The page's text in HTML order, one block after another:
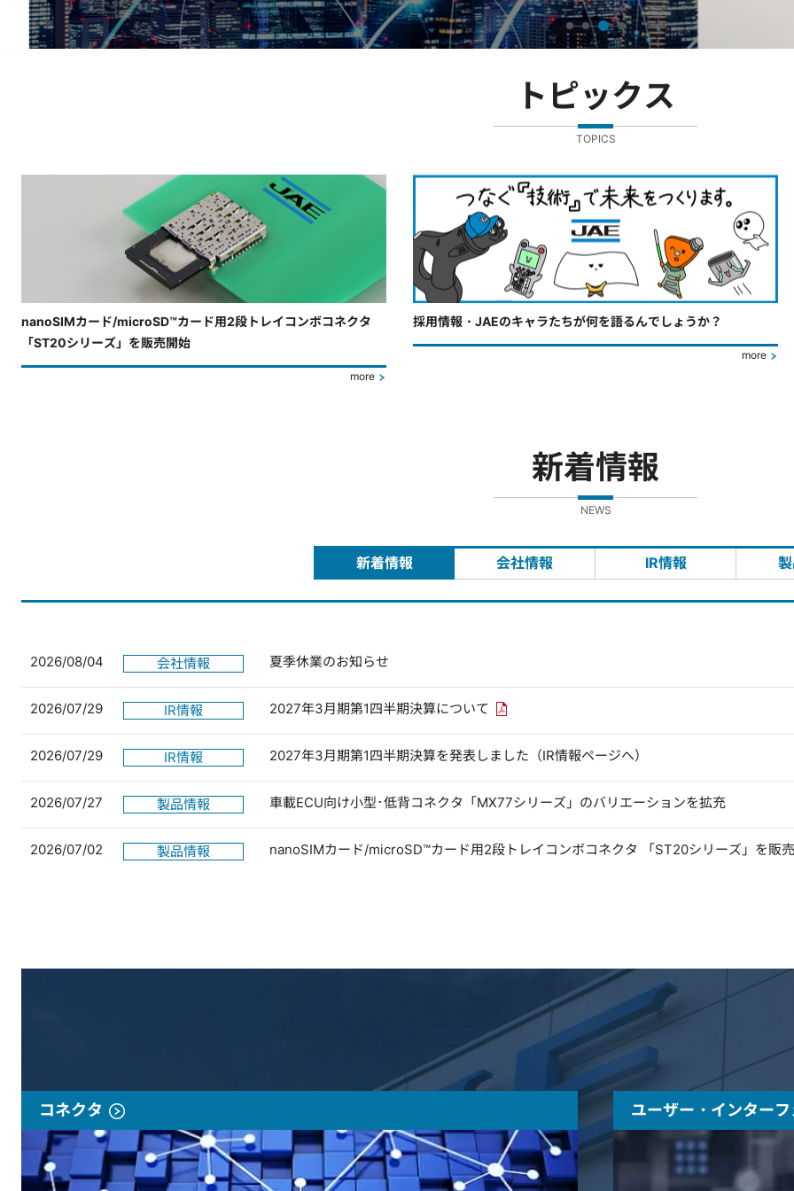
トピックス
TOPICS
nanoSIMカード/microSD™カード用2段トレイコンボコネクタ
「ST20シリーズ」を販売開始
more
採用情報・JAEのキャラたちが何を語るんでしょうか？
more
新着情報
NEWS
新着情報 会社情報 IR情報
2026/08/04 会社情報 夏季休業のお知らせ
2026/07/29 IR情報 2027年3月期第1四半期決算について PDFリンクを新しいウィンドウで開きます
2026/07/29 IR情報 2027年3月期第1四半期決算を発表しました（IR情報ページへ）
2026/07/27 製品情報 車載ECU向け小型･低背コネクタ「MX77シリーズ」のバリエーションを拡充
2026/07/02 製品情報 nanoSIMカード/microSD™カード用2段トレイコンボコネクタ 「ST20シリーズ」を販
コネクタ ユーザー・インター